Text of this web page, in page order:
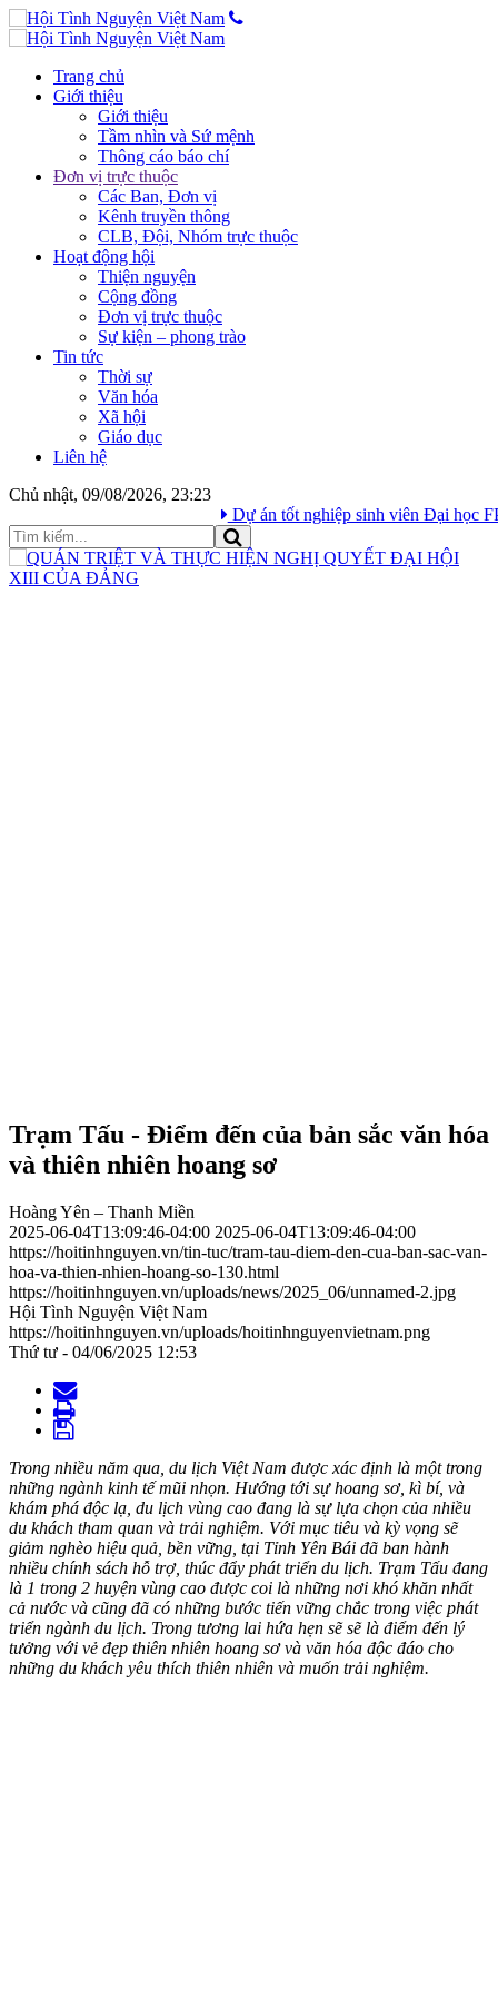
Trang chủ
Giới thiệu
Giới thiệu
Tầm nhìn và Sứ mệnh
Thông cáo báo chí
Đơn vị trực thuộc
Các Ban, Đơn vị
Kênh truyền thông
CLB, Đội, Nhóm trực thuộc
Hoạt động hội
Thiện nguyện
Cộng đồng
Đơn vị trực thuộc
Sự kiện – phong trào
Tin tức
Thời sự
Văn hóa
Xã hội
Giáo dục
Liên hệ
Chủ nhật, 09/08/2026, 23:23
Dự án tốt nghiệp sinh viên Đại học FPT
Trạm Tấu - Điểm đến của bản sắc văn hóa
và thiên nhiên hoang sơ
Hoàng Yên – Thanh Miền
2025-06-04T13:09:46-04:00 2025-06-04T13:09:46-04:00
https://hoitinhnguyen.vn/tin-tuc/tram-tau-diem-den-cua-ban-sac-van-
hoa-va-thien-nhien-hoang-so-130.html
https://hoitinhnguyen.vn/uploads/news/2025_06/unnamed-2.jpg
Hội Tình Nguyện Việt Nam
https://hoitinhnguyen.vn/uploads/hoitinhnguyenvietnam.png
Thứ tư - 04/06/2025 12:53
Trong nhiều năm qua, du lịch Việt Nam được xác định là một trong
những ngành kinh tế mũi nhọn. Hướng tới sự hoang sơ, kì bí, và
khám phá độc lạ, du lịch vùng cao đang là sự lựa chọn của nhiều
du khách tham quan và trải nghiệm. Với mục tiêu và kỳ vọng sẽ
giảm nghèo hiệu quả, bền vững, tại Tỉnh Yên Bái đã ban hành
nhiều chính sách hỗ trợ, thúc đẩy phát triển du lịch. Trạm Tấu đang
là 1 trong 2 huyện vùng cao được coi là những nơi khó khăn nhất
cả nước và cũng đã có những bước tiến vững chắc trong việc phát
triển ngành du lịch. Trong tương lai hứa hẹn sẽ sẽ là điểm đến lý
tưởng với vẻ đẹp thiên nhiên hoang sơ và văn hóa độc đáo cho
những du khách yêu thích thiên nhiên và muốn trải nghiệm.